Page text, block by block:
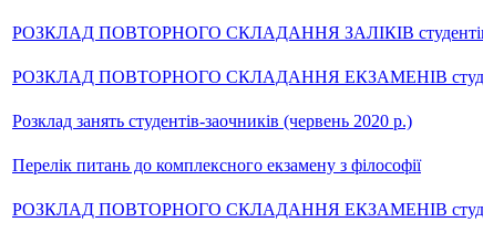
РОЗКЛАД ПОВТОРНОГО СКЛАДАННЯ ЗАЛІКІВ студентів
РОЗКЛАД ПОВТОРНОГО СКЛАДАННЯ ЕКЗАМЕНІВ студентів
Розклад занять студентів-заочників (червень 2020 р.)
Перелік питань до комплексного екзамену з філософії
РОЗКЛАД ПОВТОРНОГО СКЛАДАННЯ ЕКЗАМЕНІВ студентів